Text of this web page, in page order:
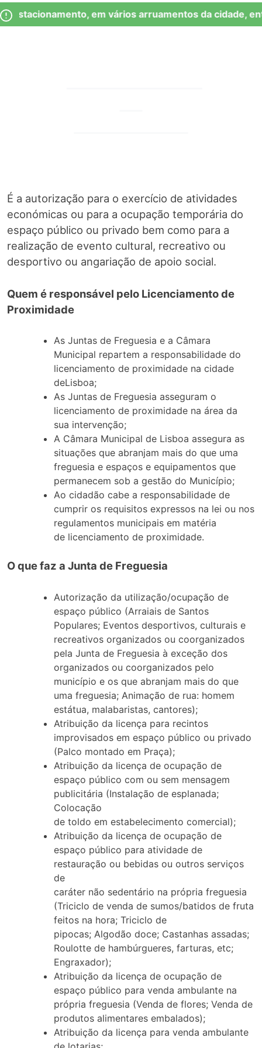
Observação:
este
Skip
to
em vários arruamentos da cidade,
É a autorização para o exercício de atividades
económicas ou para a ocupação temporária do
espaço público ou privado bem como para a
realização de evento cultural, recreativo ou
desportivo ou angariação de apoio social.
Quem é responsável pelo Licenciamento de
Proximidade
As Juntas de Freguesia e a Câmara
Municipal repartem a responsabilidade do
licenciamento de proximidade na cidade
deLisboa;
As Juntas de Freguesia asseguram o
licenciamento de proximidade na área da
sua intervenção;
A Câmara Municipal de Lisboa assegura as
situações que abranjam mais do que uma
freguesia e espaços e equipamentos que
permanecem sob a gestão do Município;
Ao cidadão cabe a responsabilidade de
cumprir os requisitos expressos na lei ou nos
regulamentos municipais em matéria
de licenciamento de proximidade.
O que faz a Junta de Freguesia
Autorização da utilização/ocupação de
espaço público (Arraiais de Santos
Populares; Eventos desportivos, culturais e
recreativos organizados ou coorganizados
pela Junta de Freguesia à exceção dos
organizados ou coorganizados pelo
município e os que abranjam mais do que
uma freguesia; Animação de rua: homem
estátua, malabaristas, cantores);
Atribuição da licença para recintos
improvisados em espaço público ou privado
(Palco montado em Praça);
Atribuição da licença de ocupação de
espaço público com ou sem mensagem
publicitária (Instalação de esplanada;
Colocação
de toldo em estabelecimento comercial);
Atribuição da licença de ocupação de
espaço público para atividade de
restauração ou bebidas ou outros serviços
de
caráter não sedentário na própria freguesia
(Triciclo de venda de sumos/batidos de fruta
feitos na hora; Triciclo de
pipocas; Algodão doce; Castanhas assadas;
Roulotte de hambúrgueres, farturas, etc;
Engraxador);
Atribuição da licença de ocupação de
espaço público para venda ambulante na
própria freguesia (Venda de flores; Venda de
produtos alimentares embalados);
Atribuição da licença para venda ambulante